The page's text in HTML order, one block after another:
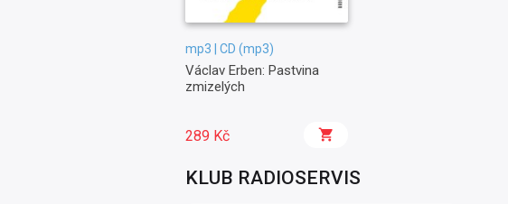
mp3 | CD (mp3)
Václav Erben: Pastvina
zmizelých
289 Kč
KLUB RADIOSERVIS